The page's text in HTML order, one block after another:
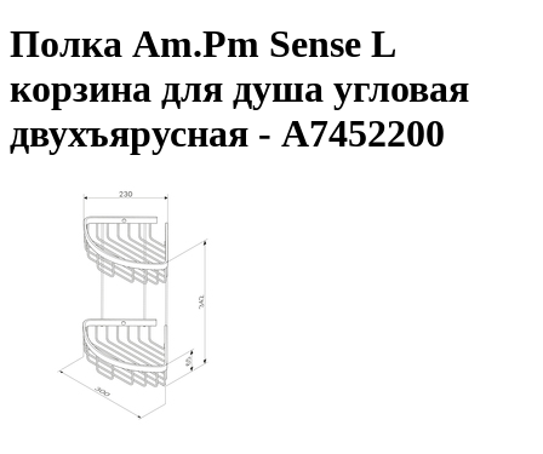
Полка Am.Pm Sense L
корзина для душа угловая
двухъярусная - A7452200